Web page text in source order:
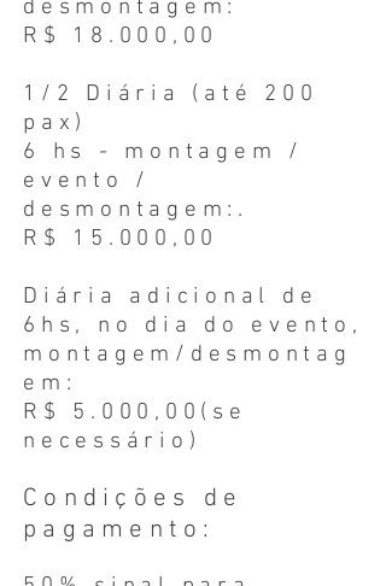
desmontagem:
R$ 18.000,00
1/2 Diária (até 200
pax)
6 hs - montagem /
evento /
desmontagem:.
R$ 15.000,00
Diária adicional de
6hs, no dia do evento,
montagem/desmontag
em:
R$ 5.000,00(se
necessário)
Condições de
pagamento: